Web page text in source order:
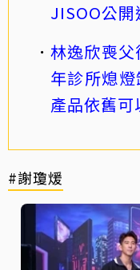
JISOO公
林逸欣喪
年診所熄
產品依舊可
#謝瓊煖